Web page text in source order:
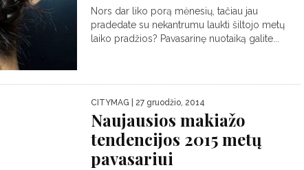
Nors dar liko porą mėnesių, tačiau jau
pradedate su nekantrumu laukti šiltojo metų
laiko pradžios? Pavasarinę nuotaiką galite...
CITYMAG | 27 gruodžio, 2014
Naujausios makiažo
tendencijos 2015 metų
pavasariui